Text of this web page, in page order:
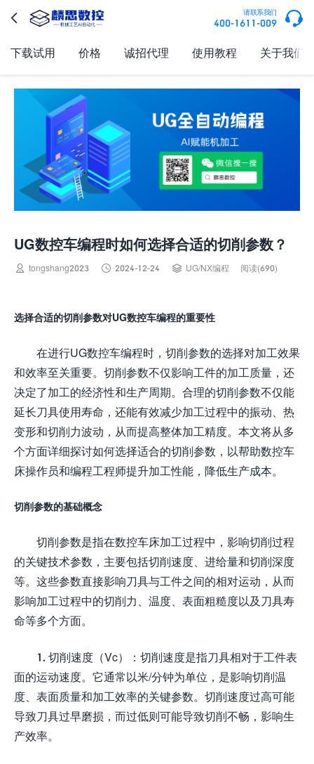
 请联系我们
400-1611-009 
下载试用 价格 诚招代理 使用教程 关于我们
UG数控车编程时如何选择合适的切削参数？
 tongshang2023  2024-12-24  UG/NX编程 阅读(690)
选择合适的切削参数对UG数控车编程的重要性
在进行UG数控车编程时，切削参数的选择对加工效果
和效率至关重要。切削参数不仅影响工件的加工质量，还
决定了加工的经济性和生产周期。合理的切削参数不仅能
延长刀具使用寿命，还能有效减少加工过程中的振动、热
变形和切削力波动，从而提高整体加工精度。本文将从多
个方面详细探讨如何选择适合的切削参数，以帮助数控车
床操作员和编程工程师提升加工性能，降低生产成本。
切削参数的基础概念
切削参数是指在数控车床加工过程中，影响切削过程
的关键技术参数，主要包括切削速度、进给量和切削深度
等。这些参数直接影响刀具与工件之间的相对运动，从而
影响加工过程中的切削力、温度、表面粗糙度以及刀具寿
命等多个方面。
1. 切削速度（Vc）：切削速度是指刀具相对于工件表
面的运动速度。它通常以米/分钟为单位，是影响切削温
度、表面质量和加工效率的关键参数。切削速度过高可能
导致刀具过早磨损，而过低则可能导致切削不畅，影响生
产效率。